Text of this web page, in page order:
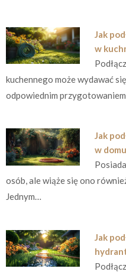
Jak
w
kuchennego może wydawać
odpowiednim
Jak
w
osób, ale wiąże się ono
Jednym…
Jak